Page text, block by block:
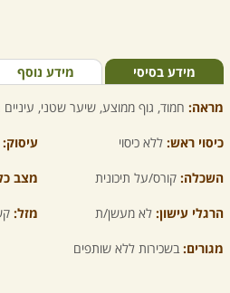
מידע בסיסי מידע נוסף
מראה: חמוד, גוף ממוצע, שיער שטני, עיניים
כיסוי ראש: ללא כיסוי עיסוק:
השכלה: קורס/על תיכונית מצב
הרגלי עישון: לא מעשן/ת מזל:
מגורים: בשכירות ללא שותפים